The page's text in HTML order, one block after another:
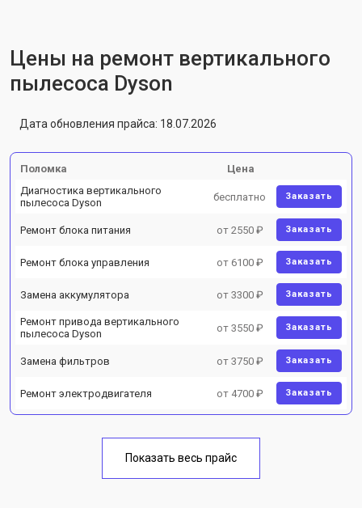
Цены на ремонт вертикального
пылесоса Dyson
Дата обновления прайса: 18.07.2026
Поломка
Цена
Диагностика вертикального
пылесоса Dyson
бесплатно Заказать
Ремонт блока питания от 2550 ₽ Заказать
Ремонт блока управления от 6100 ₽ Заказать
Замена аккумулятора от 3300 ₽ Заказать
Ремонт привода вертикального
пылесоса Dyson
от 3550 ₽ Заказать
Замена фильтров от 3750 ₽ Заказать
Ремонт электродвигателя от 4700 ₽ Заказать
Показать весь прайс